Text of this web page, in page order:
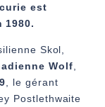
est
1980.
Skol,
Wolf
, le gérant
Postlethwaite